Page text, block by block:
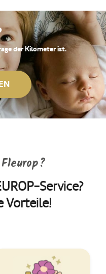
der Kilometer ist.
Service?
Vorteile!